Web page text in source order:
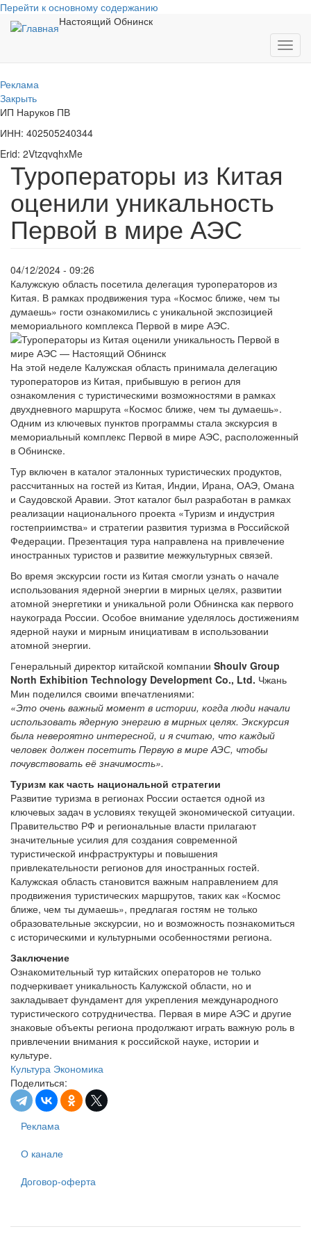
Перейти к основному содержанию
Настоящий Обнинск
Реклама
Закрыть
ИП Наруков ПВ
ИНН: 402505240344
Erid: 2VtzqvqhxMe
Туроператоры из Китая
оценили уникальность
Первой в мире АЭС
04/12/2024 - 09:26
Калужскую область посетила делегация туроператоров из
Китая. В рамках продвижения тура «Космос ближе, чем ты
думаешь» гости ознакомились с уникальной экспозицией
мемориального комплекса Первой в мире АЭС.
На этой неделе Калужская область принимала делегацию
туроператоров из Китая, прибывшую в регион для
ознакомления с туристическими возможностями в рамках
двухдневного маршрута «Космос ближе, чем ты думаешь».
Одним из ключевых пунктов программы стала экскурсия в
мемориальный комплекс Первой в мире АЭС, расположенный
в Обнинске.
Тур включен в каталог эталонных туристических продуктов,
рассчитанных на гостей из Китая, Индии, Ирана, ОАЭ, Омана
и Саудовской Аравии. Этот каталог был разработан в рамках
реализации национального проекта «Туризм и индустрия
гостеприимства» и стратегии развития туризма в Российской
Федерации. Презентация тура направлена на привлечение
иностранных туристов и развитие межкультурных связей.
Во время экскурсии гости из Китая смогли узнать о начале
использования ядерной энергии в мирных целях, развитии
атомной энергетики и уникальной роли Обнинска как первого
наукограда России. Особое внимание уделялось достижениям
ядерной науки и мирным инициативам в использовании
атомной энергии.
Генеральный директор китайской компании Shoulv Group
North Exhibition Technology Development Co., Ltd. Чжань
Мин поделился своими впечатлениями:
«Это очень важный момент в истории, когда люди начали
использовать ядерную энергию в мирных целях. Экскурсия
была невероятно интересной, и я считаю, что каждый
человек должен посетить Первую в мире АЭС, чтобы
почувствовать её значимость».
Туризм как часть национальной стратегии
Развитие туризма в регионах России остается одной из
ключевых задач в условиях текущей экономической ситуации.
Правительство РФ и региональные власти прилагают
значительные усилия для создания современной
туристической инфраструктуры и повышения
привлекательности регионов для иностранных гостей.
Калужская область становится важным направлением для
продвижения туристических маршрутов, таких как «Космос
ближе, чем ты думаешь», предлагая гостям не только
образовательные экскурсии, но и возможность познакомиться
с историческими и культурными особенностями региона.
Заключение
Ознакомительный тур китайских операторов не только
подчеркивает уникальность Калужской области, но и
закладывает фундамент для укрепления международного
туристического сотрудничества. Первая в мире АЭС и другие
знаковые объекты региона продолжают играть важную роль в
привлечении внимания к российской науке, истории и
культуре.
Культура Экономика
Поделиться:
Реклама
О канале
Договор-оферта